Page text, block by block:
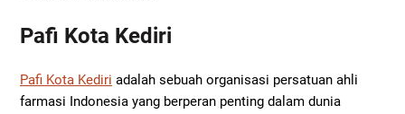
Pafi Kota Kediri
Pafi Kota Kediri adalah sebuah organisasi persatuan ahli
farmasi Indonesia yang berperan penting dalam dunia